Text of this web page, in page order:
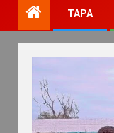
TAPA